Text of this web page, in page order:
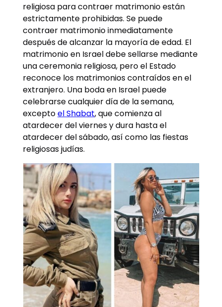
religiosa para contraer matrimonio están
estrictamente prohibidas. Se puede
contraer matrimonio inmediatamente
después de alcanzar la mayoría de edad. El
matrimonio en Israel debe sellarse mediante
una ceremonia religiosa, pero el Estado
reconoce los matrimonios contraídos en el
extranjero. Una boda en Israel puede
celebrarse cualquier día de la semana,
exceptoel Shabat, que comienza al
atardecer del viernes y dura hasta el
atardecer del sábado, así como las fiestas
religiosas judías.